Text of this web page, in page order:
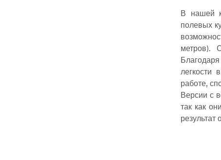
В нашей
полевых
метров).
легкости
работе,
Версии с
так как
результат